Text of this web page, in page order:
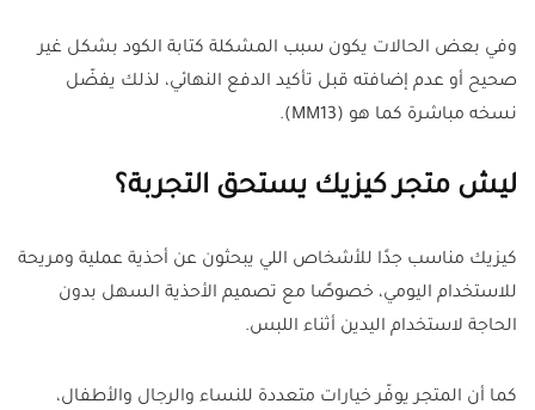
وفي بعض الحالات يكون سبب المشكلة كتابة الكود بشكل غير
صحيح أو عدم إضافته قبل تأكيد الدفع النهائي، لذلك يفضّل
نسخه مباشرة كما هو (MM13).
ليش متجر كيزيك يستحق التجربة؟
كيزيك مناسب جدًا للأشخاص اللي يبحثون عن أحذية عملية ومريحة
للاستخدام اليومي، خصوصًا مع تصميم الأحذية السهل بدون
الحاجة لاستخدام اليدين أثناء اللبس.
كما أن المتجر يوفّر خيارات متعددة للنساء والرجال والأطفال،